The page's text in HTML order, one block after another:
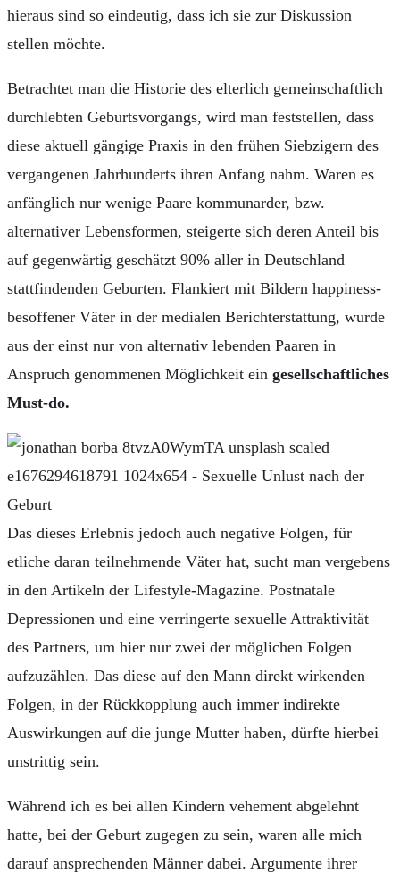
hieraus sind so eindeutig, dass ich sie zur Diskussion
stellen möchte.
Betrachtet man die Historie des elterlich gemeinschaftlich
durchlebten Geburtsvorgangs, wird man feststellen, dass
diese aktuell gängige Praxis in den frühen Siebzigern des
vergangenen Jahrhunderts ihren Anfang nahm. Waren es
anfänglich nur wenige Paare kommunarder, bzw.
alternativer Lebensformen, steigerte sich deren Anteil bis
auf gegenwärtig geschätzt 90% aller in Deutschland
stattfindenden Geburten. Flankiert mit Bildern happiness-
besoffener Väter in der medialen Berichterstattung, wurde
aus der einst nur von alternativ lebenden Paaren in
Anspruch genommenen Möglichkeit ein gesellschaftliches
Must-do.
Das dieses Erlebnis jedoch auch negative Folgen, für
etliche daran teilnehmende Väter hat, sucht man vergebens
in den Artikeln der Lifestyle-Magazine. Postnatale
Depressionen und eine verringerte sexuelle Attraktivität
des Partners, um hier nur zwei der möglichen Folgen
aufzuzählen. Das diese auf den Mann direkt wirkenden
Folgen, in der Rückkopplung auch immer indirekte
Auswirkungen auf die junge Mutter haben, dürfte hierbei
unstrittig sein.
Während ich es bei allen Kindern vehement abgelehnt
hatte, bei der Geburt zugegen zu sein, waren alle mich
darauf ansprechenden Männer dabei. Argumente ihrer